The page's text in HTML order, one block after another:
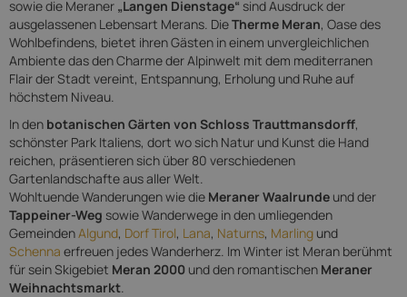
sowie die Meraner „Langen Dienstage“ sind Ausdruck der
ausgelassenen Lebensart Merans. DieTherme Meran, Oase des
Wohlbefindens, bietet ihren Gästen in einem unvergleichlichen
Ambiente das den Charme der Alpinwelt mit dem mediterranen
Flair der Stadt vereint, Entspannung, Erholung und Ruhe auf
höchstem Niveau.
In den botanischen Gärten von Schloss Trauttmansdorff,
schönster Park Italiens, dort wo sich Natur und Kunst die Hand
reichen, präsentieren sich über 80 verschiedenen
Gartenlandschafte aus aller Welt.
Wohltuende Wanderungen wie die Meraner Waalrunde und der
Tappeiner-Weg sowie Wanderwege in den umliegenden
GemeindenAlgund, Dorf Tirol, Lana, Naturns, Marling und
Schenna erfreuen jedes Wanderherz. Im Winter ist Meran berühmt
für sein Skigebiet Meran 2000 und den romantischen Meraner
Weihnachtsmarkt.